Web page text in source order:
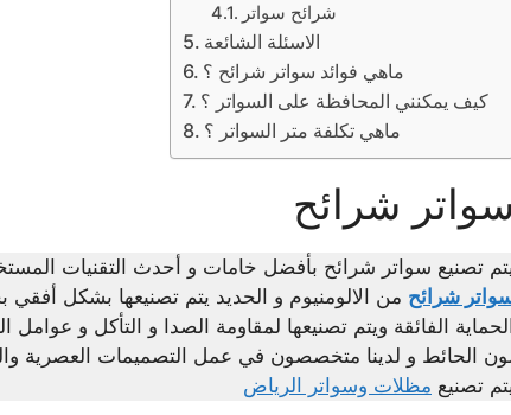
شرائح سواتر
الاسئلة الشائعة
ماهي فوائد سواتر شرائح ؟
كيف يمكنني المحافظة على السواتر ؟
ماهي تكلفة متر السواتر ؟
سواتر شرائح
تصنيع سواتر شرائح بأفضل خامات و أحدث التقنيات
شرائح من الالومنيوم و الحديد يتم تصنيعها بشكل
الفائقة ويتم تصنيعها لمقاومة الصدا و التأكل و عوامل
الحائط و لدينا متخصصون في عمل التصميمات العصرية
تصنيع مظلات وسواتر الرياض